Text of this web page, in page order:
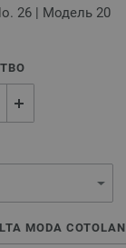
26 | Модель 20
MODA